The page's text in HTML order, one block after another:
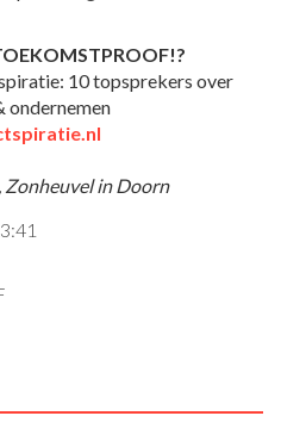
10 topsprekers over
ondernemen
Zonheuvel in Doorn